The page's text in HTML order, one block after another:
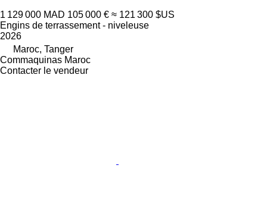
1 129 000 MAD 105 000 € ≈ 121 300 $US
Engins de terrassement - niveleuse
2026
Maroc, Tanger
Commaquinas Maroc
Contacter le vendeur